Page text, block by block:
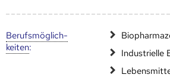
Berufs­möglich­
keiten:
Industrielle